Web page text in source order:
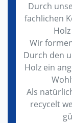
Durch
fachlichen
Wir
Durch den
Holz ein
Als
recycelt